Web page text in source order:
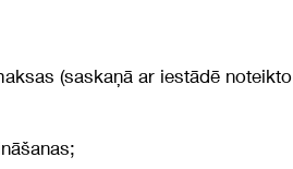
(saskaņā ar iestādē noteikto